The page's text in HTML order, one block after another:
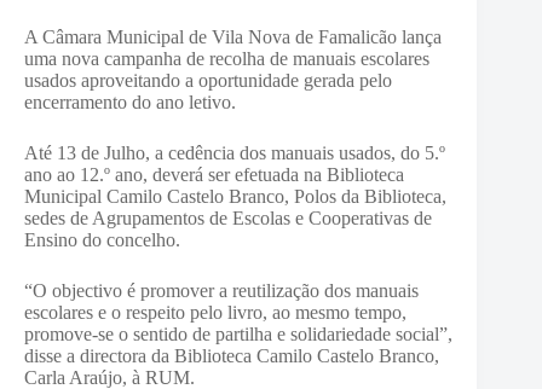
A Câmara Municipal de Vila Nova de Famalicão lança
uma nova campanha de recolha de manuais escolares
usados aproveitando a oportunidade gerada pelo
encerramento do ano letivo.
Até 13 de Julho, a cedência dos manuais usados, do 5.º
ano ao 12.º ano, deverá ser efetuada na Biblioteca
Municipal Camilo Castelo Branco, Polos da Biblioteca,
sedes de Agrupamentos de Escolas e Cooperativas de
Ensino do concelho.
“O objectivo é promover a reutilização dos manuais
escolares e o respeito pelo livro, ao mesmo tempo,
promove-se o sentido de partilha e solidariedade social”,
disse a directora da Biblioteca Camilo Castelo Branco,
Carla Araújo, à RUM.